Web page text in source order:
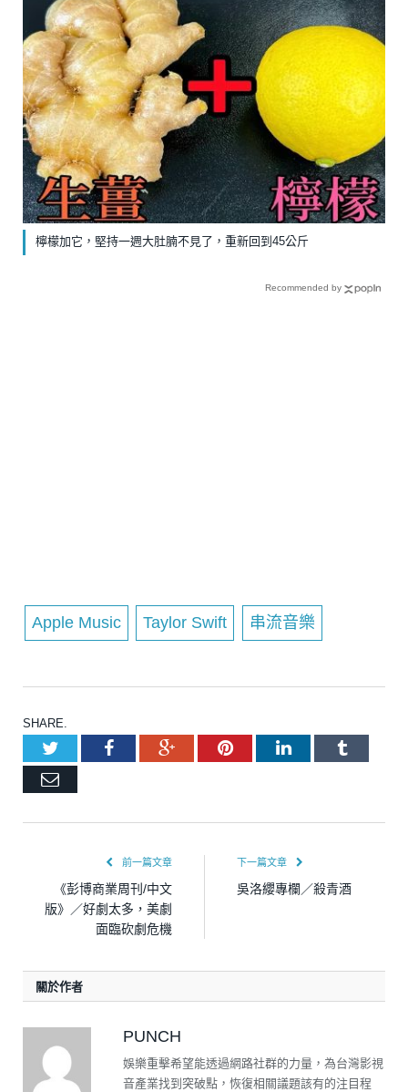
檸檬加它，堅持一週大肚腩不見了，重新回到45公斤
Recommended by
Apple Music Taylor Swift 串流音樂
SHARE.
TwitterFacebookGoogle+PinterestLinkedInTumblr
Email
前一篇文章
《彭博商業周刊/中文
版》／好劇太多，美劇
面臨砍劇危機
下一篇文章
吳洛纓專欄／殺青酒
關於作者
PUNCH
娛樂重擊希望能透過網路社群的力量，為台灣影視
音產業找到突破點，恢復相關議題該有的注目程